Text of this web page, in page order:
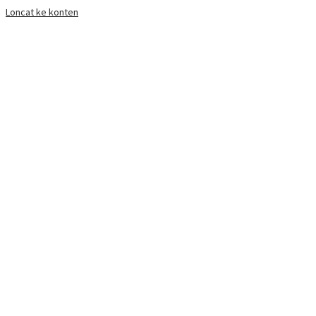
Loncat ke konten